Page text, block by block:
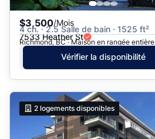
$3,500/Mois
4 ch. · 2.5 Salle de bain · 1525 ft²
7533 Heather St
Richmond, BC · Maison en rangée entière
Vérifier la disponibilité
2 logements disponibles